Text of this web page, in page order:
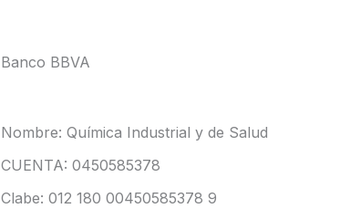
Banco BBVA
Nombre: Química Industrial y de Salud
CUENTA: 0450585378
Clabe: 012 180 00450585378 9